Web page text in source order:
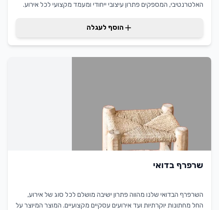
האלטרנטיבי, המספקים פתרון עיצובי ייחודי ומעמד מקצועי לכל אירוע.
תחכום ואלגנטיות. יתרונותיו כוללים עמידות לאורך זמן, יציבות ויכולת
לשדרג את האירועים שלהם, מזנונים עץ מלא מקצועי מספקים ערך
מוסף משמעותי, תוך שמירה על ייחודיות וחדשנות.
הוסף לעגלה
שרפרף בדואי
השרפרף הבדואי שלנו מהווה פתרון ישיבה מושלם לכל סוג של אירוע,
החל מחתונות יוקרתיות ועד אירועים עסקיים מקצועיים. המוצר המיוצר על